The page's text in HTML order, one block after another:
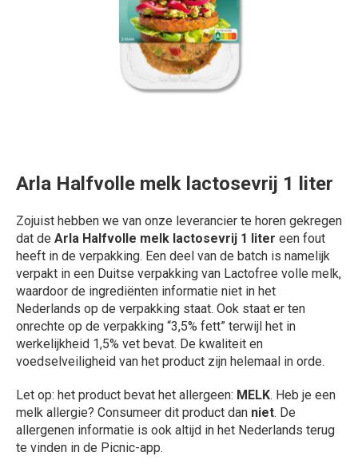
Arla Halfvolle melk lactosevrij 1 liter
Zojuist hebben we van onze leverancier te horen gekregen
dat de Arla Halfvolle melk lactosevrij 1 liter een fout
heeft in de verpakking. Een deel van de batch is namelijk
verpakt in een Duitse verpakking van Lactofree volle melk,
waardoor de ingrediënten informatie niet in het
Nederlands op de verpakking staat. Ook staat er ten
onrechte op de verpakking “3,5% fett” terwijl het in
werkelijkheid 1,5% vet bevat. De kwaliteit en
voedselveiligheid van het product zijn helemaal in orde.
Let op: het product bevat het allergeen: MELK. Heb je een
melk allergie? Consumeer dit product dan niet. De
allergenen informatie is ook altijd in het Nederlands terug
te vinden in de Picnic-app.